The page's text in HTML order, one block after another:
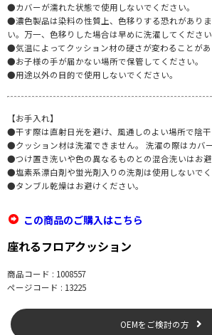
●カバーが濡れた状態で使用しないでください。
●濃色製品は染料の性質上、色移りする恐れがあり
い。万一、色移りした場合は早めに洗濯してください
●気温によってクッション材の硬さが変わることがあ
●お子様の手が届かない場所で保管してください。
●用途以外の目的で使用しないでください。
【お手入れ】
●干す際は直射日光を避け、風通しのよい場所で陰干
●クッション材は洗濯できません。 洗濯の際はカバ
●つけ置き洗いや色の異なるものとの混合洗いはお避
●塩素系漂白剤や蛍光剤入りの洗剤は使用しないでく
●タンブル乾燥はお避けください。
この商品のご購入はこちら
座れるフロアクッション
商品コード : 1008557
ページコード : 13225
OEMをご検討の方